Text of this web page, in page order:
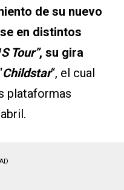
de su nuevo
en distintos
Tour”, su gira
Childstar“, el cual
plataformas